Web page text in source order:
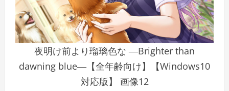
夜明け前より瑠璃色な ―Brighter than
dawning blue―【全年齢向け】【Windows10
対応版】 画像12